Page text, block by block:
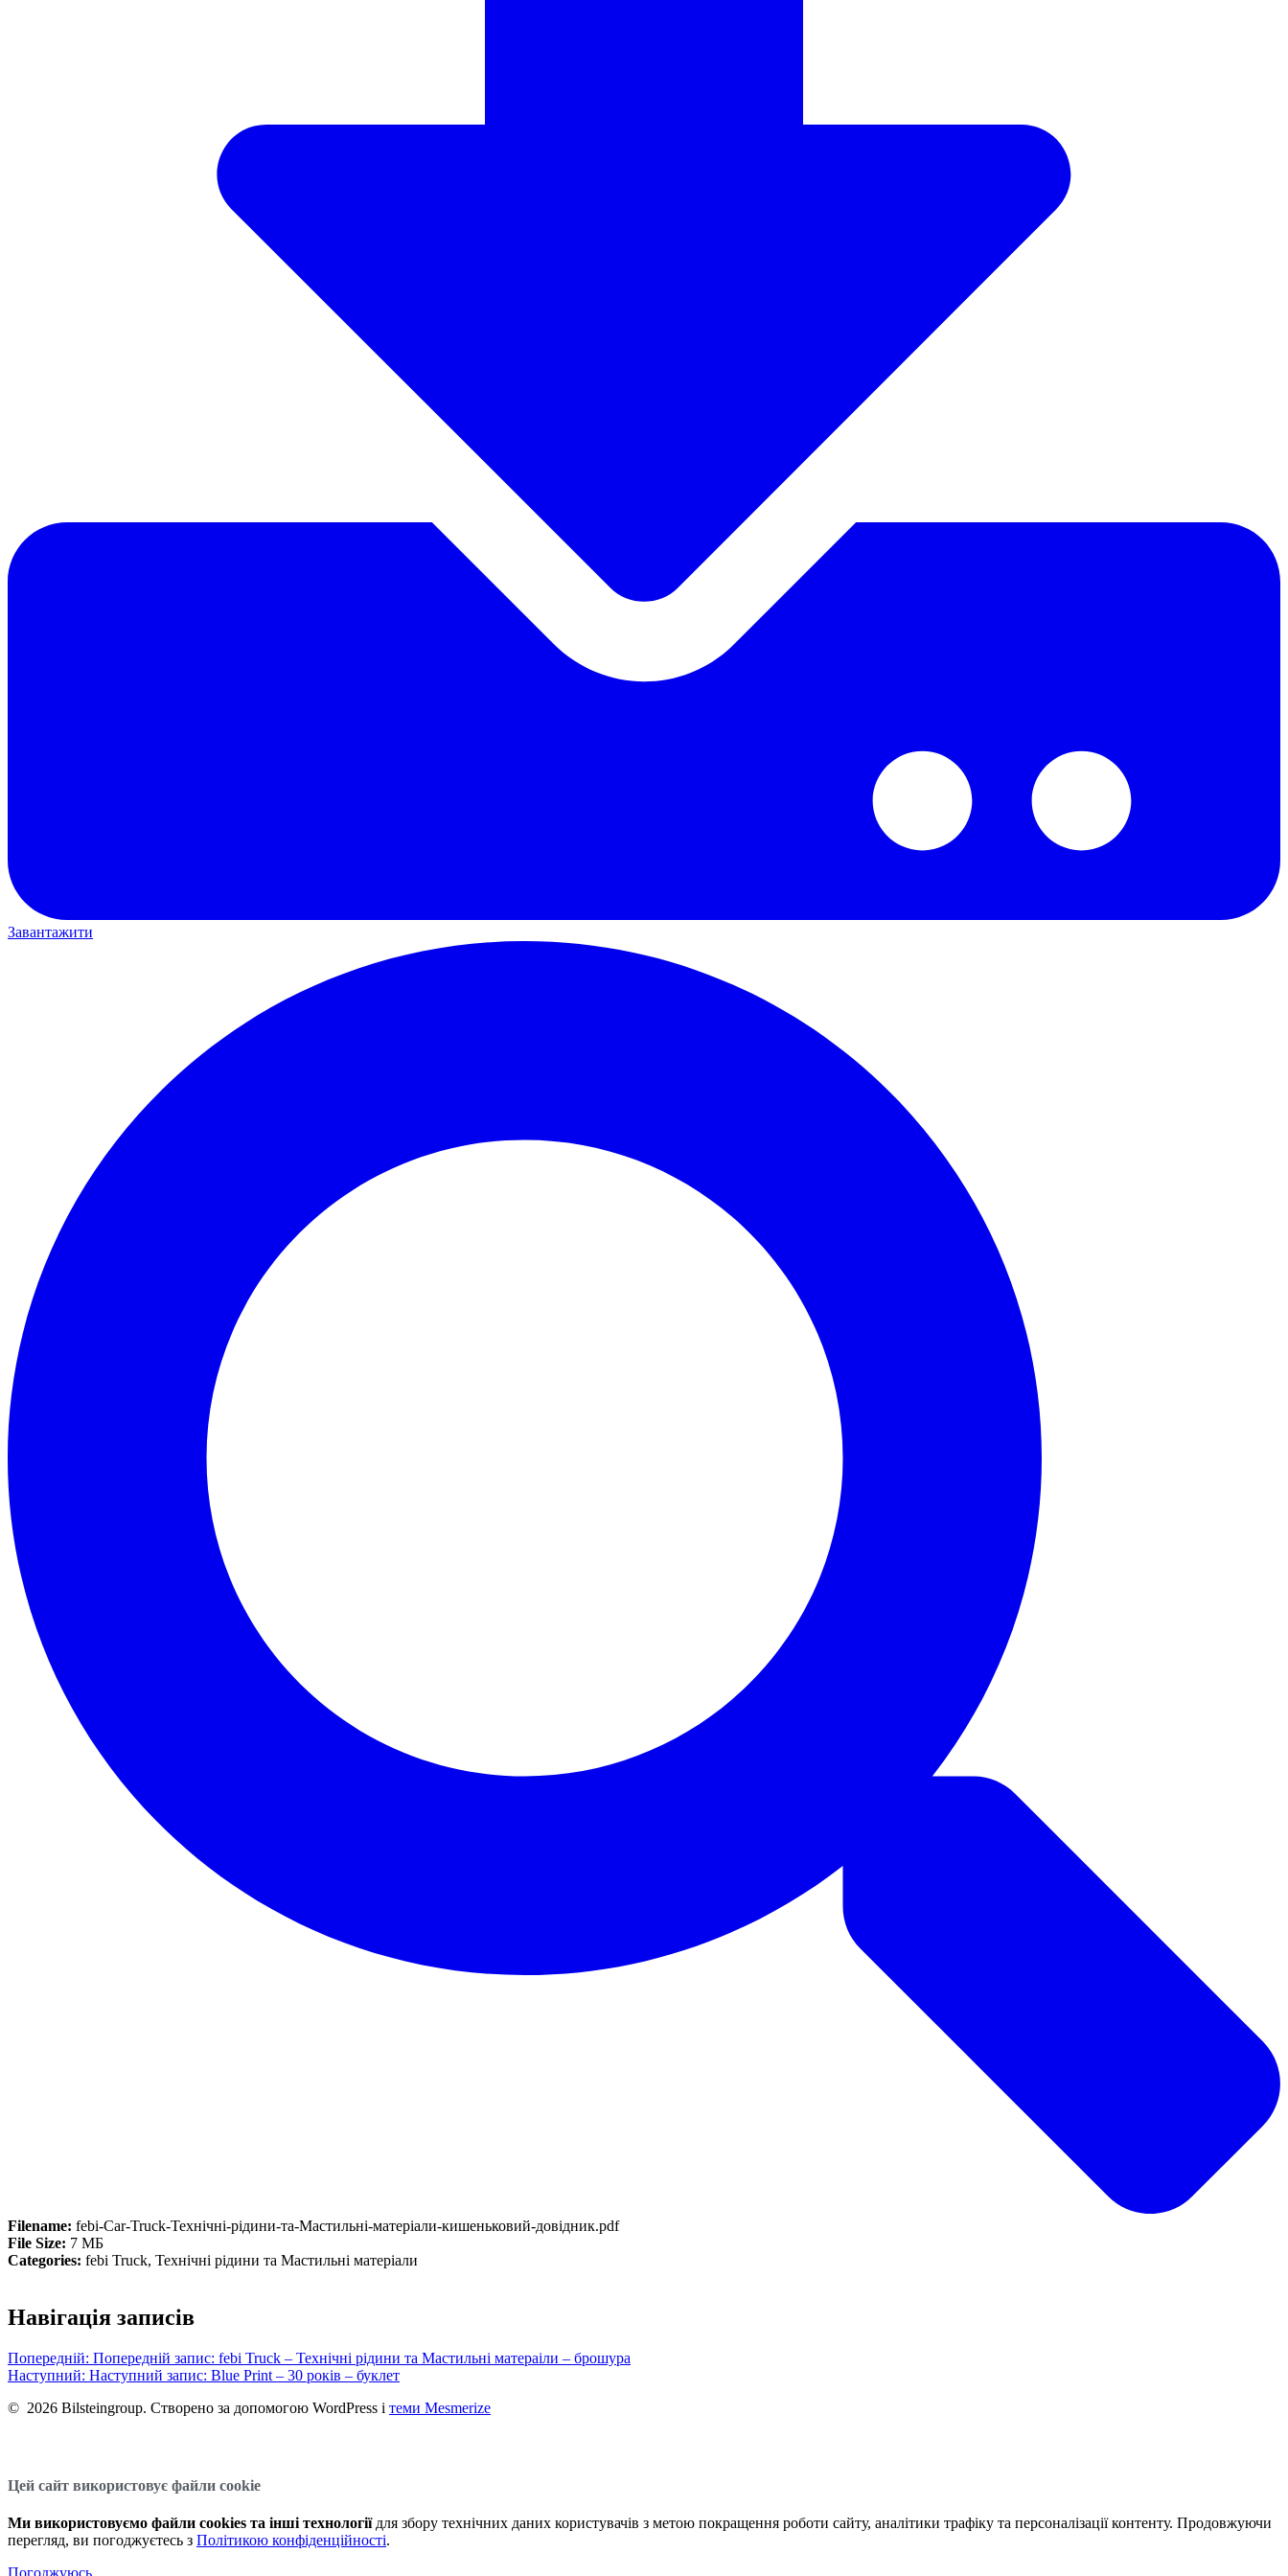
Завантажити
Filename: febi-Car-Truck-Технічні-рідини-та-Мастильні-матеріали-кишеньковий-довідник.pdf
File Size: 7 МБ
Categories: febi Truck, Технічні рідини та Мастильні матеріали
Навігація записів
Попередній: Попередній запис: febi Truck – Технічні рідини та Мастильні матераіли – брошура
Наступний: Наступний запис: Blue Print – 30 років – буклет
© 2026 Bilsteingroup. Створено за допомогою WordPress і теми Mesmerize
Цей сайт використовує файли cookie
Ми використовуємо файли cookies та інші технологіїдля збору технічних даних користувачів з метою покращення роботи сайту, аналітики трафіку та персоналізації контенту. Продовжуючи
перегляд, ви погоджуєтесь з Політикою конфіденційності.
Погоджуюсь